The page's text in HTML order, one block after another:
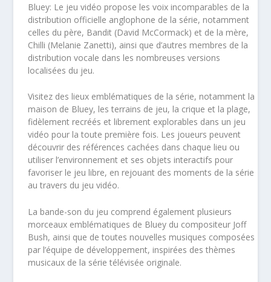
Bluey: Le jeu vidéo propose les voix incomparables de la
distribution officielle anglophone de la série, notamment
celles du père, Bandit (David McCormack) et de la mère,
Chilli (Melanie Zanetti), ainsi que d’autres membres de la
distribution vocale dans les nombreuses versions
localisées du jeu.
Visitez des lieux emblématiques de la série, notamment la
maison de Bluey, les terrains de jeu, la crique et la plage,
fidèlement recréés et librement explorables dans un jeu
vidéo pour la toute première fois. Les joueurs peuvent
découvrir des références cachées dans chaque lieu ou
utiliser l’environnement et ses objets interactifs pour
favoriser le jeu libre, en rejouant des moments de la série
au travers du jeu vidéo.
La bande-son du jeu comprend également plusieurs
morceaux emblématiques de Bluey du compositeur Joff
Bush, ainsi que de toutes nouvelles musiques composées
par l’équipe de développement, inspirées des thèmes
musicaux de la série télévisée originale.